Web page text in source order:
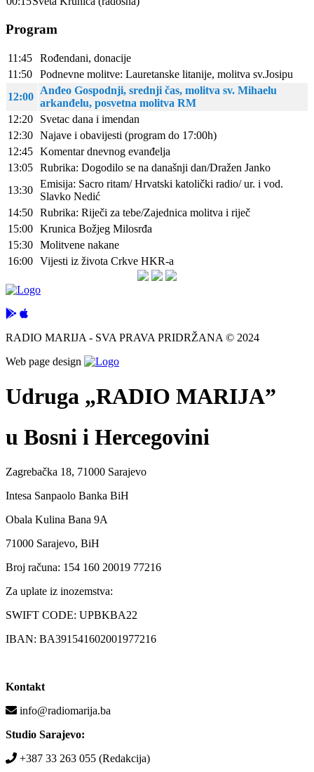
Program
11:45
Rođendani, donacije
11:50
Podnevne molitve: Lauretanske litanije, molitva sv.Josipu
12:00
Anđeo Gospodnji, srednji čas, molitva sv. Mihaelu
arkanđelu, posvetna molitva RM
12:20
Svetac dana i imendan
12:30 Najave i obavijesti (program do 17:00h)
12:45 Komentar dnevnog evanđelja
13:05 Rubrika: Dogodilo se na današnji dan/Dražen Janko
13:30
Emisija: Sacro ritam/ Hrvatski katolički radio/ ur. i vod.
Slavko Nedić
14:50 Rubrika: Riječi za tebe/Zajednica molitva i riječ
15:00 Krunica Božjeg Milosrđa
15:30 Molitvene nakane
16:00 Vijesti iz života Crkve HKR-a
RADIO MARIJA - SVA PRAVA PRIDRŽANA © 2024
Web page design
Udruga „RADIO MARIJA”
u Bosni i Hercegovini
Zagrebačka 18, 71000 Sarajevo
Intesa Sanpaolo Banka BiH
Obala Kulina Bana 9A
71000 Sarajevo, BiH
Broj računa: 154 160 20019 77216
Za uplate iz inozemstva:
SWIFT CODE: UPBKBA22
IBAN: BA391541602001977216
Kontakt
info@radiomarija.ba
Studio Sarajevo:
+387 33 263 055 (Redakcija)